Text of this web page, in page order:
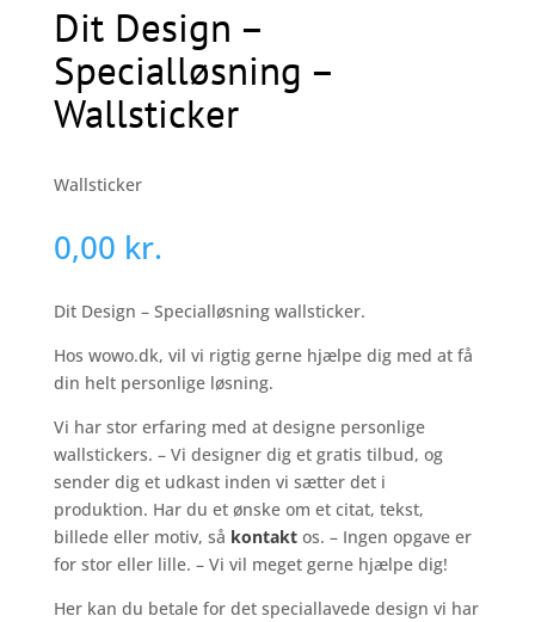
Dit Design –
Specialløsning –
Wallsticker
Wallsticker
0,00 kr.
Dit Design – Specialløsning wallsticker.
Hos wowo.dk, vil vi rigtig gerne hjælpe dig med at få
din helt personlige løsning.
Vi har stor erfaring med at designe personlige
wallstickers. – Vi designer dig et gratis tilbud, og
sender dig et udkast inden vi sætter det i
produktion. Har du et ønske om et citat, tekst,
billede eller motiv, så kontaktos. – Ingen opgave er
for stor eller lille. – Vi vil meget gerne hjælpe dig!
Her kan du betale for det speciallavede design vi har